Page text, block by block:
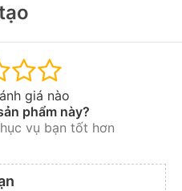
giá nào
phẩm này?
vụ bạn tốt hơn